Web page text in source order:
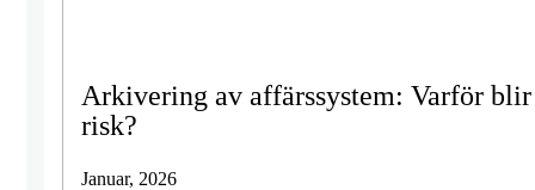
Arkivering av affärssystem: Varför
risk?
Januar, 2026